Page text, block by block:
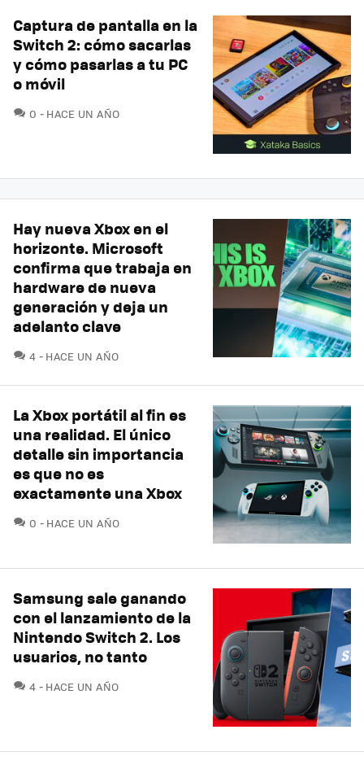
Captura de pantalla en la
Switch 2: cómo sacarlas
y cómo pasarlas a tu PC
o móvil
0 COMENTARIOS
HACE UN AÑO
Hay nueva Xbox en el
horizonte. Microsoft
confirma que trabaja en
hardware de nueva
generación y deja un
adelanto clave
4 COMENTARIOS
HACE UN AÑO
La Xbox portátil al fin es
una realidad. El único
detalle sin importancia
es que no es
exactamente una Xbox
0 COMENTARIOS
HACE UN AÑO
Samsung sale ganando
con el lanzamiento de la
Nintendo Switch 2. Los
usuarios, no tanto
4 COMENTARIOS
HACE UN AÑO